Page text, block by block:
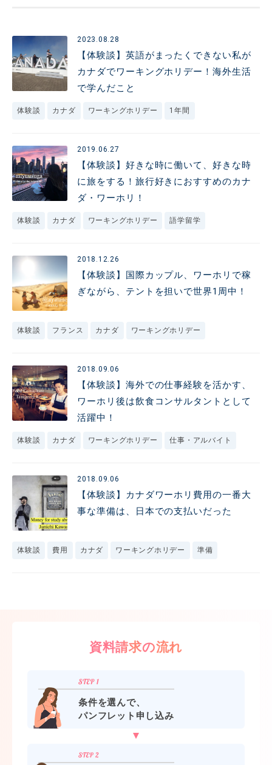
2023.08.28
【体験談】英語がまったくできない私が
カナダでワーキングホリデー！海外生活
で学んだこと
体験談 カナダ ワーキングホリデー 1年間
2019.06.27
【体験談】好きな時に働いて、好きな時
に旅をする！旅行好きにおすすめのカナ
ダ・ワーホリ！
体験談 カナダ ワーキングホリデー 語学留学
2018.12.26
【体験談】国際カップル、ワーホリで稼
ぎながら、テントを担いで世界1周中！
体験談 フランス カナダ ワーキングホリデー
2018.09.06
【体験談】海外での仕事経験を活かす、
ワーホリ後は飲食コンサルタントとして
活躍中！
体験談 カナダ ワーキングホリデー 仕事・アルバイト
2018.09.06
【体験談】カナダワーホリ費用の一番大
事な準備は、日本での支払いだった
体験談 費用 カナダ ワーキングホリデー 準備
資料請求の流れ
条件を選んで、
パンフレット申し込み